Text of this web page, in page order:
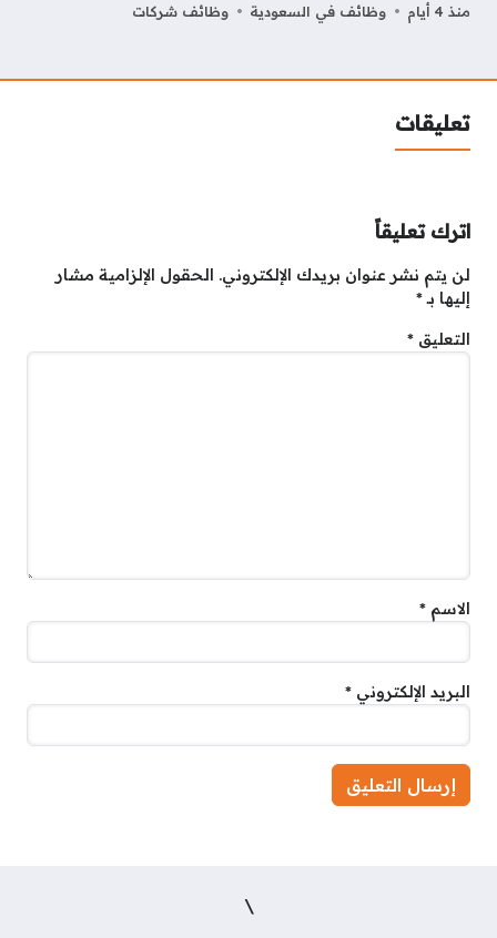
منذ 4 أيام وظائف في السعودية وظائف شركات
تعليقات
اترك تعليقاً
لن يتم نشر عنوان بريدك الإلكتروني. الحقول الإلزامية مشار
إليها بـ*
التعليق *
الاسم *
البريد الإلكتروني *
\